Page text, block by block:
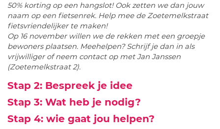
50% korting op een hangslot! Ook zetten we dan jouw
naam op een fietsenrek. Help mee de Zoetemelkstraat
fietsvriendelijker te maken!
Op 16 november willen we de rekken met een groepje
bewoners plaatsen. Meehelpen? Schrijf je dan in als
vrijwilliger of neem contact op met Jan Janssen
(Zoetemelkstraat 2).
Stap 2: Bespreek je idee
Stap 3: Wat heb je nodig?
Stap 4: wie gaat jou helpen?